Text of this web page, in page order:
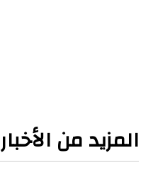
المزيد من الأخبار